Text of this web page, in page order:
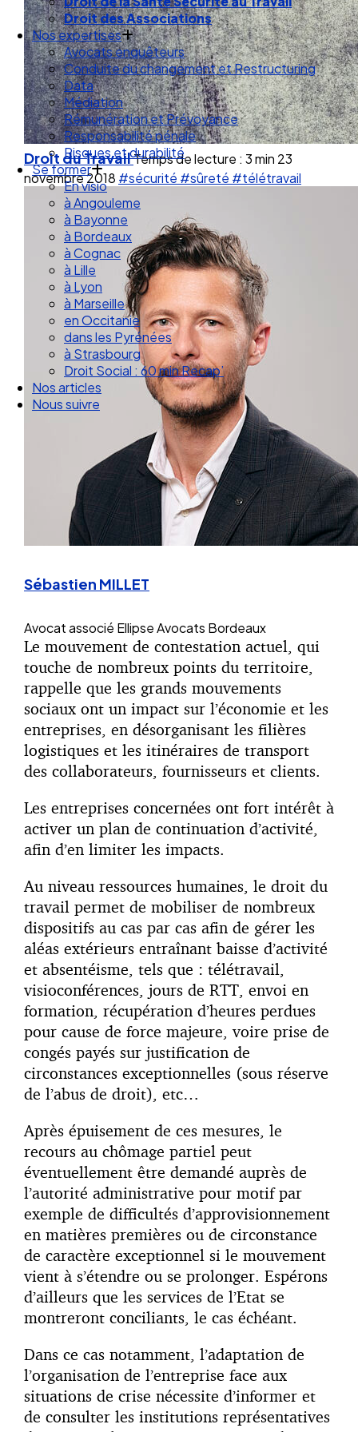
Droit des Associations
Nos expertises
Avocats enquêteurs
Conduite du changement et Restructuring
Data
Médiation
Rémunération et Prévoyance
Responsabilité pénale
Risques et durabilité
Se former
En visio
à Angouleme
à Bayonne
à Bordeaux
à Cognac
à Lille
à Lyon
à Marseille
en Occitanie
dans les Pyrénées
à Strasbourg
Droit Social : 60 min Recap’
Nos articles
Nous suivre
Droit du TravailTemps de lecture : 3 min 23
novembre 2018 #sécurité #sûreté #télétravail
Sébastien MILLET
Avocat associé Ellipse Avocats Bordeaux
Le mouvement de contestation actuel, qui
touche de nombreux points du territoire,
rappelle que les grands mouvements
sociaux ont un impact sur l’économie et les
entreprises, en désorganisant les filières
logistiques et les itinéraires de transport
des collaborateurs, fournisseurs et clients.
Les entreprises concernées ont fort intérêt à
activer un plan de continuation d’activité,
afin d’en limiter les impacts.
Au niveau ressources humaines, le droit du
travail permet de mobiliser de nombreux
dispositifs au cas par cas afin de gérer les
aléas extérieurs entraînant baisse d’activité
et absentéisme, tels que : télétravail,
visioconférences, jours de RTT, envoi en
formation, récupération d’heures perdues
pour cause de force majeure, voire prise de
congés payés sur justification de
circonstances exceptionnelles (sous réserve
de l’abus de droit), etc…
Après épuisement de ces mesures, le
recours au chômage partiel peut
éventuellement être demandé auprès de
l’autorité administrative pour motif par
exemple de difficultés d’approvisionnement
en matières premières ou de circonstance
de caractère exceptionnel si le mouvement
vient à s’étendre ou se prolonger. Espérons
d’ailleurs que les services de l’Etat se
montreront conciliants, le cas échéant.
Dans ce cas notamment, l’adaptation de
l’organisation de l’entreprise face aux
situations de crise nécessite d’informer et
de consulter les institutions représentatives